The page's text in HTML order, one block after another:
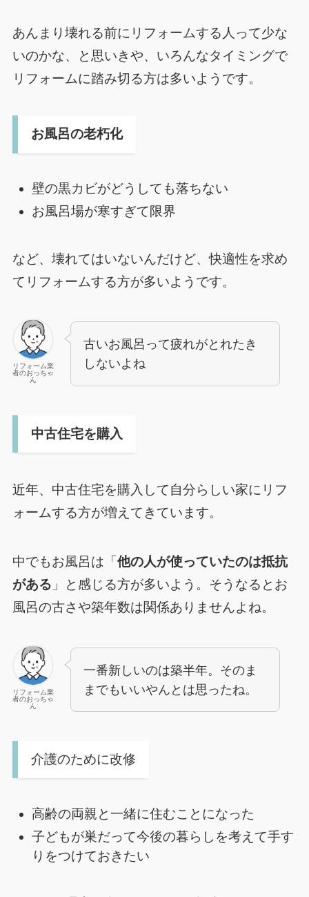
あんまり壊れる前にリフォームする人って少な
いのかな、と思いきや、いろんなタイミングで
リフォームに踏み切る方は多いようです。
お風呂の老朽化
壁の黒カビがどうしても落ちない
お風呂場が寒すぎて限界
など、壊れてはいないんだけど、快適性を求め
てリフォームする方が多いようです。
リフォーム業
者のおっちゃ
ん
古いお風呂って疲れがとれたき
しないよね
中古住宅を購入
近年、中古住宅を購入して自分らしい家にリフ
ォームする方が増えてきています。
中でもお風呂は「 他の人が使っていたのは抵抗
がある 」と感じる方が多いよう。そうなるとお
風呂の古さや築年数は関係ありませんよね。
リフォーム業
者のおっちゃ
ん
一番新しいのは築半年。そのま
までもいいやんとは思ったね。
介護のために改修
高齢の両親と一緒に住むことになった
子どもが巣だって今後の暮らしを考えて手す
りをつけておきたい